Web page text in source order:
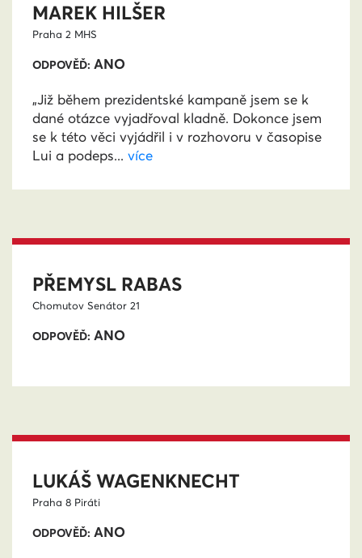
MAREK HILŠER
Praha 2 MHS
ODPOVĚĎ: ANO
„Již během prezidentské kampaně jsem se k
dané otázce vyjadřoval kladně. Dokonce jsem
se k této věci vyjádřil i v rozhovoru v časopise
Lui a podeps... více
PŘEMYSL RABAS
Chomutov Senátor 21
ODPOVĚĎ: ANO
LUKÁŠ WAGENKNECHT
Praha 8 Piráti
ODPOVĚĎ: ANO